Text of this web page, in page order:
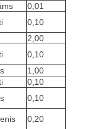
0,01
0,10
2,00
0,10
1,00
0,10
0,10
0,20